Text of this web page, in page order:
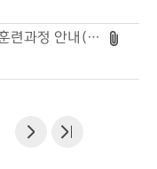
2023년 1월 재직자 직무향상 훈련과정 안내(공문)입니다.